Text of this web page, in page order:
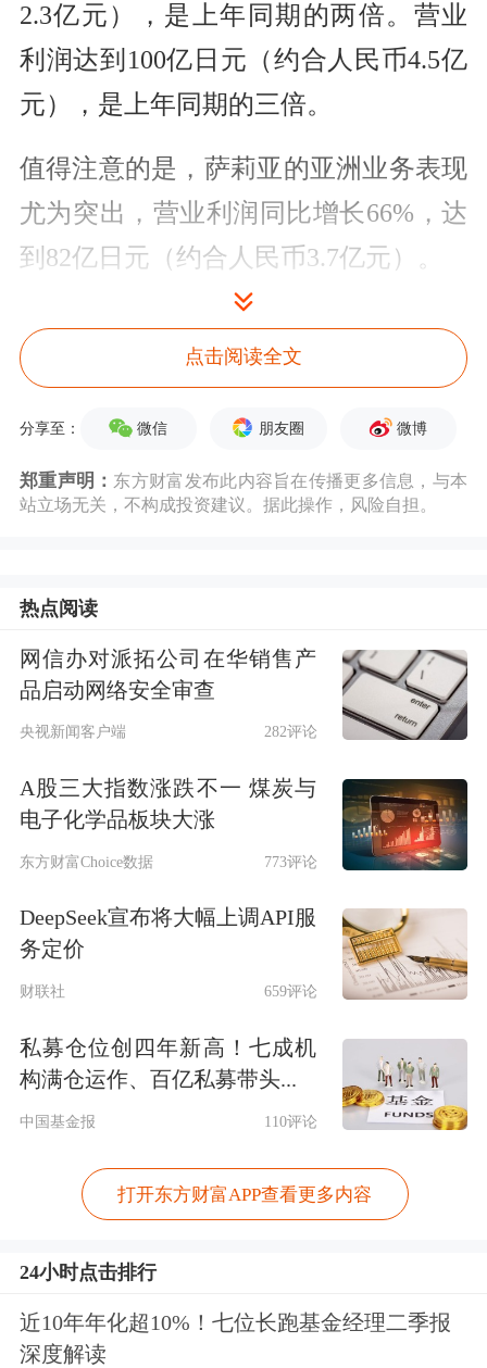
2.3亿元），是上年同期的两倍。营业
利润达到100亿日元（约合人民币4.5亿
元），是上年同期的三倍。
值得注意的是，萨莉亚的亚洲业务表现
尤为突出，营业利润同比增长66%，达
到82亿日元（约合人民币3.7亿元）。
此前，萨莉亚预计2024财年销售额将达
到2110亿日元（约合人民币96.2亿
元），营业利润将增长81%，达到131
虽然定位为意式餐厅，但萨莉亚是日本
年进入中国市场。靠着“平价意餐”这一
差异化定位，萨莉亚得以在全球高速发
展，目前萨莉亚全球门店总数超过1500
家，中国门店数量超过400家，并且门
店数量仍处于高速增长的状态。
作为一家主打低价的意式餐厅，即便是
一二小时几乎是普遍现象。
蓝鲸新闻记者了解到，像北京、上海这
样的城市，萨莉亚单店全天排队数可达
300桌，节假日等高峰时期排队人数更
多。
多位萨莉亚员工对记者透露：“在工作
果是周五周六周日，几乎要全天都要排
队。此外，萨莉亚服务员的工作量要比
点击阅读全文
分享至： 微信 朋友圈 微博
郑重声明： 东方财富发布此内容旨在传播更多信息，与本
站立场无关，不构成投资建议。据此操作，风险自担。
热点阅读
网信办对派拓公司在华销售产
品启动网络安全审查
央视新闻客户端 282评论
A股三大指数涨跌不一 煤炭与
电子化学品板块大涨
东方财富Choice数据 773评论
DeepSeek宣布将大幅上调API服
务定价
财联社 659评论
私募仓位创四年新高！七成机
构满仓运作、百亿私募带头...
中国基金报 110评论
打开东方财富APP查看更多内容
24小时点击排行
近10年年化超10%！七位长跑基金经理二季报
深度解读